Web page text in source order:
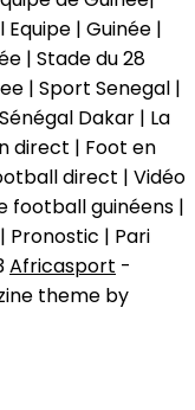
| Guinée |
| Stade du 28
| Sport Senegal |
Dakar | La
direct | Foot en
direct | Vidéo
football guinéens |
Pronostic | Pari
Africasport -
theme by